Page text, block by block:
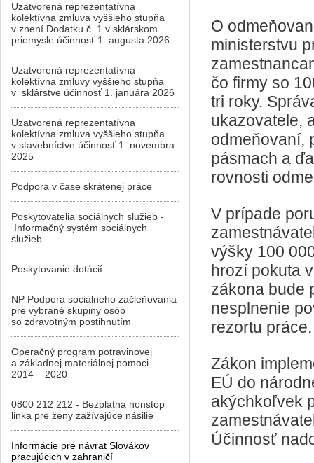
O
ministerstvu
čo firmy so
tri roky.
ukazovatele,
odmeňovaní,
pásmach a
rovnosti
V prípade
výšky 100
hrozí pokuta
zákona bude
nesplnenie
rezortu práce.
Zákon
EÚ do
akýchkoľvek
Účinnosť
Uzatvorená reprezentatívna
kolektívna zmluva vyššieho stupňa
v znení Dodatku č. 1 v sklárskom
priemysle účinnosť 1. augusta 2026
Uzatvorená reprezentatívna
kolektívna zmluvy vyššieho stupňa
v sklárstve účinnosť 1. januára 2026
Uzatvorená reprezentatívna
kolektívna zmluva vyššieho stupňa
v stavebníctve účinnosť 1. novembra
2025
Podpora v čase skrátenej práce
Poskytovatelia sociálnych služieb -
Informačný systém sociálnych
služieb
Poskytovanie dotácií
NP Podpora sociálneho začleňovania
pre vybrané skupiny osôb
so zdravotným postihnutím
Operačný program potravinovej
a základnej materiálnej pomoci
2014 – 2020
0800 212 212 - Bezplatná nonstop
linka pre ženy zažívajúce násilie
Informácie pre návrat Slovákov
pracujúcich v zahraničí